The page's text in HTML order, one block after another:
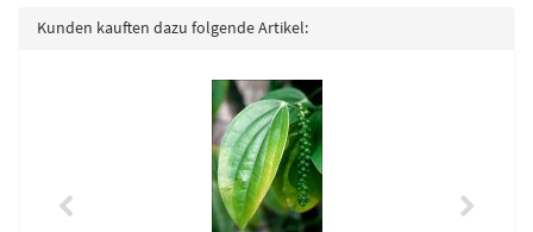
Kunden kauften dazu folgende Artikel: